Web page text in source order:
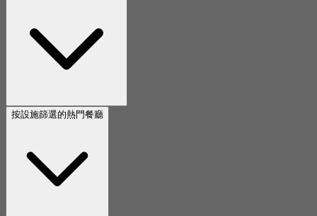
按設施篩選的熱門餐廳